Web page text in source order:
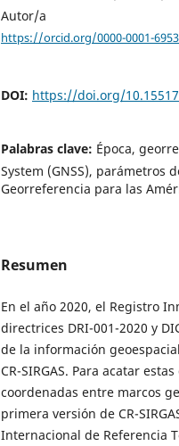
Autor/a
https://orcid.org/0000-0001-
DOI: https://doi.org/
Palabras clave: Época,
System (GNSS), parámetros
Georreferencia para las
Resumen
En el año 2020, el Registro
directrices DRI-001-2020 y
de la información
CR-SIRGAS. Para acatar
coordenadas entre marcos
primera versión de CR-
Internacional de Referencia